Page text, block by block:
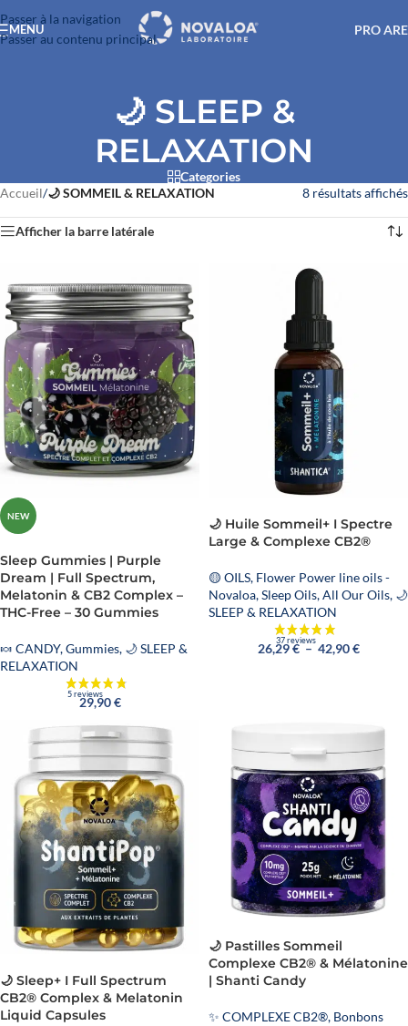
Passer à la navigation
Passer au contenu principal
MENU PRO
🌙 SLEEP &
RELAXATION
Categories
Accueil/🌙 SOMMEIL & RELAXATION 8 résultats affichés
Afficher la barre latérale
NEW
Sleep Gummies | Purple
Dream | Full Spectrum,
Melatonin & CB2 Complex –
THC-Free – 30 Gummies
🍬 CANDY,Gummies, 🌙 SLEEP &
RELAXATION
29,90€
🌙 Huile Sommeil+ I Spectre
Large & Complexe CB2®
🟡 OILS, Flower Power line oils -
Novaloa,Sleep Oils,All Our Oils, 🌙
SLEEP & RELAXATION
26,29€ – 42,90€
🌙 Sleep+ I Full Spectrum
CB2® Complex & Melatonin
Liquid Capsules
🌙 Pastilles Sommeil
Complexe CB2® & Mélatonine
| Shanti Candy
✨ COMPLEXE CB2®, Bonbons